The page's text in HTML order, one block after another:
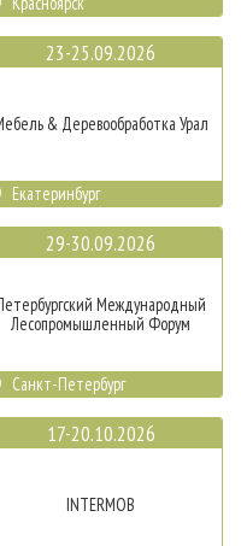
23-25.09.2026
& Деревообработка Урал
Екатеринбург
29-30.09.2026
Международный
Лесопромышленный Форум
Санкт-Петербург
17-20.10.2026
INTERMOB